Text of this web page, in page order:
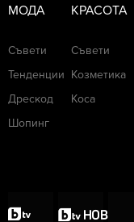
МОДА
Съвети
Тенденции
Дрескод
Шопинг
КРАСОТА
Съвети
Козметика
Коса